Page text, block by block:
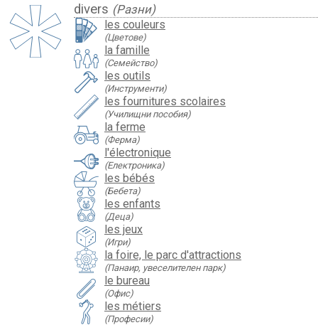
divers (Разни)
les couleurs
(Цветове)
la famille
(Семейство)
les outils
(Инструменти)
les fournitures scolaires
(Училищни пособия)
la ferme
(Ферма)
l'électronique
(Електроника)
les bébés
(Бебета)
les enfants
(Деца)
les jeux
(Игри)
la foire, le parc d'attractions
(Панаир, увеселителен парк)
le bureau
(Офис)
les métiers
(Професии)